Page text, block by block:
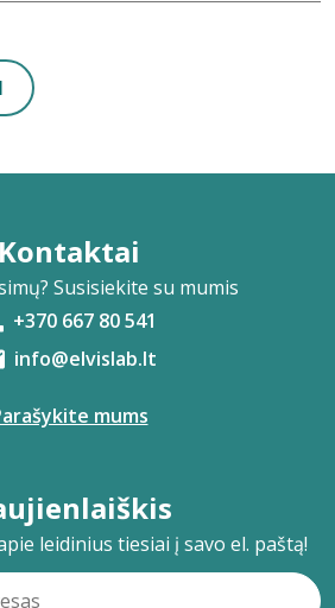
Kontaktai
Susisiekite su mumis
+370 667 80 541
info@elvislab.lt
mums
leidinius tiesiai į savo el. paštą!